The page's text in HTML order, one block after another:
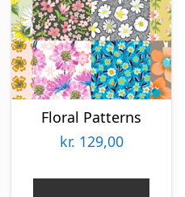
Floral Patterns
kr. 129,00